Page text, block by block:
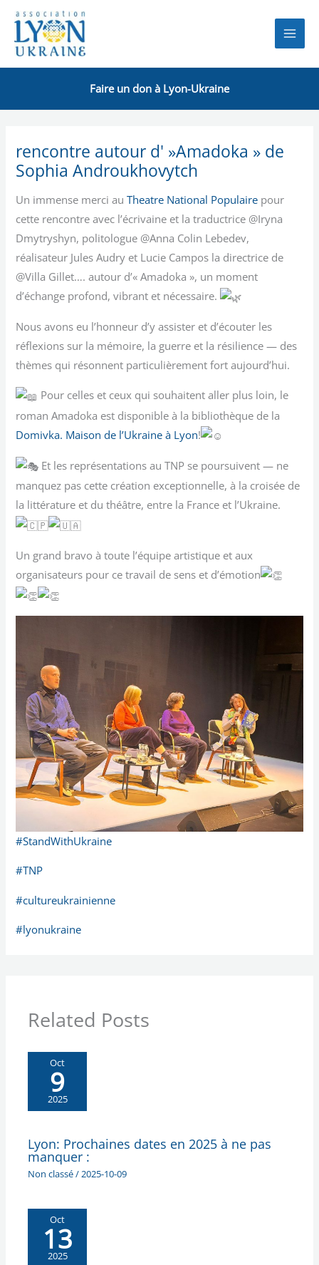
Aller
contenu
Faire un don à Lyon-Ukraine
rencontre autour d' »Amadoka » de
Sophia Androukhovytch
Un immense merci auTheatre National Populaire pour
cette rencontre avec l’écrivaine et la traductrice @Iryna
Dmytryshyn, politologue @Anna Colin Lebedev,
réalisateur Jules Audry et Lucie Campos la directrice de
@Villa Gillet…. autour d’« Amadoka », un moment
d’échange profond, vibrant et nécessaire.
Nous avons eu l’honneur d’y assister et d’écouter les
réflexions sur la mémoire, la guerre et la résilience — des
thèmes qui résonnent particulièrement fort aujourd’hui.
Pour celles et ceux qui souhaitent aller plus loin, le
roman Amadoka est disponible à la bibliothèque de la
Domivka. Maison de l’Ukraine à Lyon!
Et les représentations au TNP se poursuivent — ne
manquez pas cette création exceptionnelle, à la croisée de
la littérature et du théâtre, entre la France et l’Ukraine.
Un grand bravo à toute l’équipe artistique et aux
organisateurs pour ce travail de sens et d’émotion
#StandWithUkraine
#TNP
#cultureukrainienne
#lyonukraine
Related Posts
Oct
9
2025
Lyon: Prochaines dates en 2025 à ne pas
manquer :
Non classé/2025-10-09
Oct
13
2025